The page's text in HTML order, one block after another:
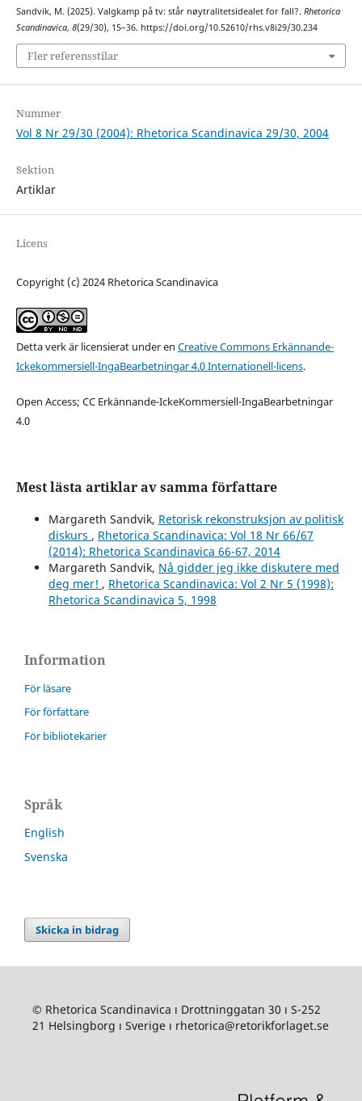
Sandvik, M. (2025). Valgkamp på tv: står nøytralitetsidealet for fall?. Rhetorica
Scandinavica, 8(29/30), 15–36. https://doi.org/10.52610/rhs.v8i29/30.234
Fler referensstilar
Nummer
Vol 8 Nr 29/30 (2004): Rhetorica Scandinavica 29/30, 2004
Sektion
Artiklar
Licens
Copyright (c) 2024 Rhetorica Scandinavica
Detta verk är licensierat under en Creative Commons Erkännande-
Ickekommersiell-IngaBearbetningar 4.0 Internationell-licens.
Open Access; CC Erkännande-IckeKommersiell-IngaBearbetningar
4.0
Mest lästa artiklar av samma författare
Margareth Sandvik, Retorisk rekonstruksjon av politisk
diskurs , Rhetorica Scandinavica: Vol 18 Nr 66/67
(2014): Rhetorica Scandinavica 66-67, 2014
Margareth Sandvik, Nå gidder jeg ikke diskutere med
deg mer! , Rhetorica Scandinavica: Vol 2 Nr 5 (1998):
Rhetorica Scandinavica 5, 1998
Information
För läsare
För författare
För bibliotekarier
Språk
English
Svenska
Skicka in bidrag
© Rhetorica Scandinavica ı Drottninggatan 30 ı S-252
21 Helsingborg ı Sverige ı rhetorica@retorikforlaget.se